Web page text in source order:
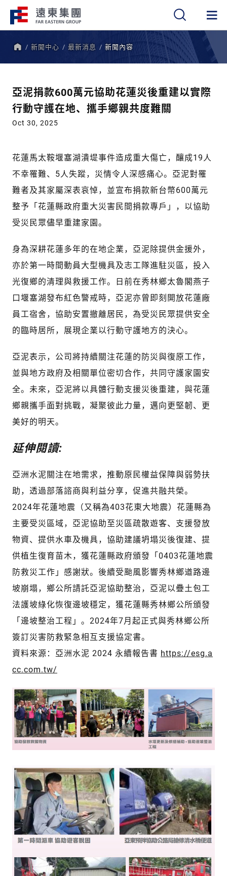
新聞中心 最新消息 新聞內容
亞泥捐款600萬元協助花蓮災後重建以實際
行動守護在地、攜手鄉親共度難關
Oct 30, 2025
花蓮馬太鞍堰塞湖潰堤事件造成重大傷亡，釀成19人
不幸罹難、5人失蹤，災情令人深感痛心。亞泥對罹
難者及其家屬深表哀悼，並宣布捐款新台幣600萬元
整予「花蓮縣政府重大災害民間捐款專戶」，以協助
受災民眾儘早重建家園。
身為深耕花蓮多年的在地企業，亞泥除提供金援外，
亦於第一時間動員大型機具及志工隊進駐災區，投入
光復鄉的清理與救援工作。日前在秀林鄉太魯閣燕子
口堰塞湖發布紅色警戒時，亞泥亦曾即刻開放花蓮廠
員工宿舍，協助安置撤離居民，為受災民眾提供安全
的臨時居所，展現企業以行動守護地方的決心。
亞泥表示，公司將持續關注花蓮的防災與復原工作，
並與地方政府及相關單位密切合作，共同守護家園安
全。未來，亞泥將以具體行動支援災後重建，與花蓮
鄉親攜手面對挑戰，凝聚彼此力量，邁向更堅韌、更
美好的明天。
延伸閱讀:
亞洲水泥關注在地需求，推動原民權益保障與弱勢扶
助，透過部落諮商與利益分享，促進共融共榮。
2024年花蓮地震（又稱為403花東大地震）花蓮縣為
主要受災區域，亞泥協助至災區疏散遊客、支援發放
物資、提供水車及機具，協助建議坍塌災後復建、提
供植生復育苗木，獲花蓮縣政府頒發「0403花蓮地震
防救災工作」感謝狀。後續受颱風影響秀林鄉道路邊
坡崩塌，鄉公所請託亞泥協助整治，亞泥以疊土包工
法護坡綠化恢復邊坡穩定，獲花蓮縣秀林鄉公所頒發
「邊坡整治工程」。2024年7月起正式與秀林鄉公所
簽訂災害防救緊急相互支援協定書。
資料來源：亞洲水泥 2024 永續報告書 https://esg.a
cc.com.tw/